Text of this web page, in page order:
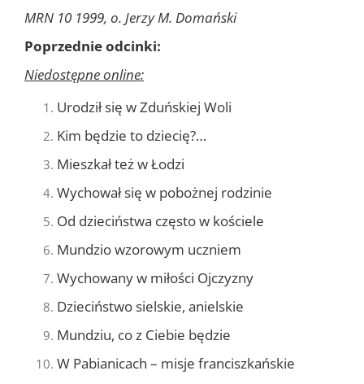
MRN 10 1999, o. Jerzy M. Domański
Poprzednie odcinki:
Niedostępne online:
Urodził się w Zduńskiej Woli
Kim będzie to dziecię?…
Mieszkał też w Łodzi
Wychował się w pobożnej rodzinie
Od dzieciństwa często w kościele
Mundzio wzorowym uczniem
Wychowany w miłości Ojczyzny
Dzieciństwo sielskie, anielskie
Mundziu, co z Ciebie będzie
W Pabianicach – misje franciszkańskie